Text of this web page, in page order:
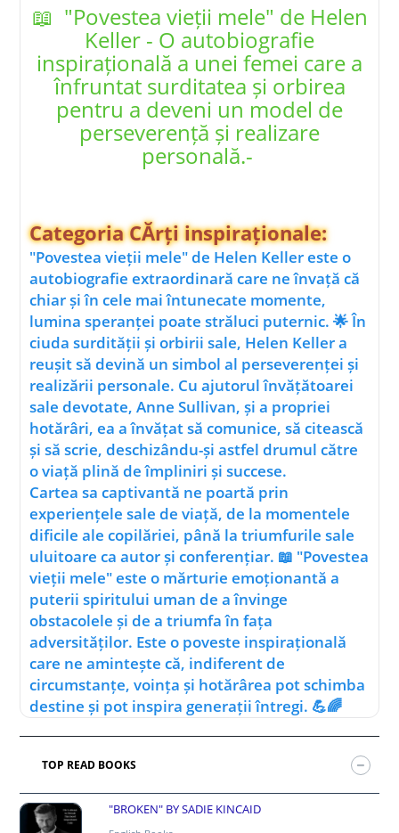
📖 "Povestea vieții mele" de Helen
Keller - O autobiografie
inspirațională a unei femei care a
înfruntat surditatea și orbirea
pentru a deveni un model de
perseverență și realizare
personală.-
Categoria CĂrți inspiraționale:
"Povestea vieții mele" de Helen Keller este o
autobiografie extraordinară care ne învață că
chiar și în cele mai întunecate momente,
lumina speranței poate străluci puternic. 🌟 În
ciuda surdității și orbirii sale, Helen Keller a
reușit să devină un simbol al perseverenței și
realizării personale. Cu ajutorul învățătoarei
sale devotate, Anne Sullivan, și a propriei
hotărâri, ea a învățat să comunice, să citească
și să scrie, deschizându-și astfel drumul către
o viață plină de împliniri și succese.
Cartea sa captivantă ne poartă prin
experiențele sale de viață, de la momentele
dificile ale copilăriei, până la triumfurile sale
uluitoare ca autor și conferențiar. 📖 "Povestea
vieții mele" este o mărturie emoționantă a
puterii spiritului uman de a învinge
obstacolele și de a triumfa în fața
adversităților. Este o poveste inspirațională
care ne amintește că, indiferent de
circumstanțe, voința și hotărârea pot schimba
destine și pot inspira generații întregi. 💪🌈
TOP READ BOOKS
"BROKEN" BY SADIE KINCAID